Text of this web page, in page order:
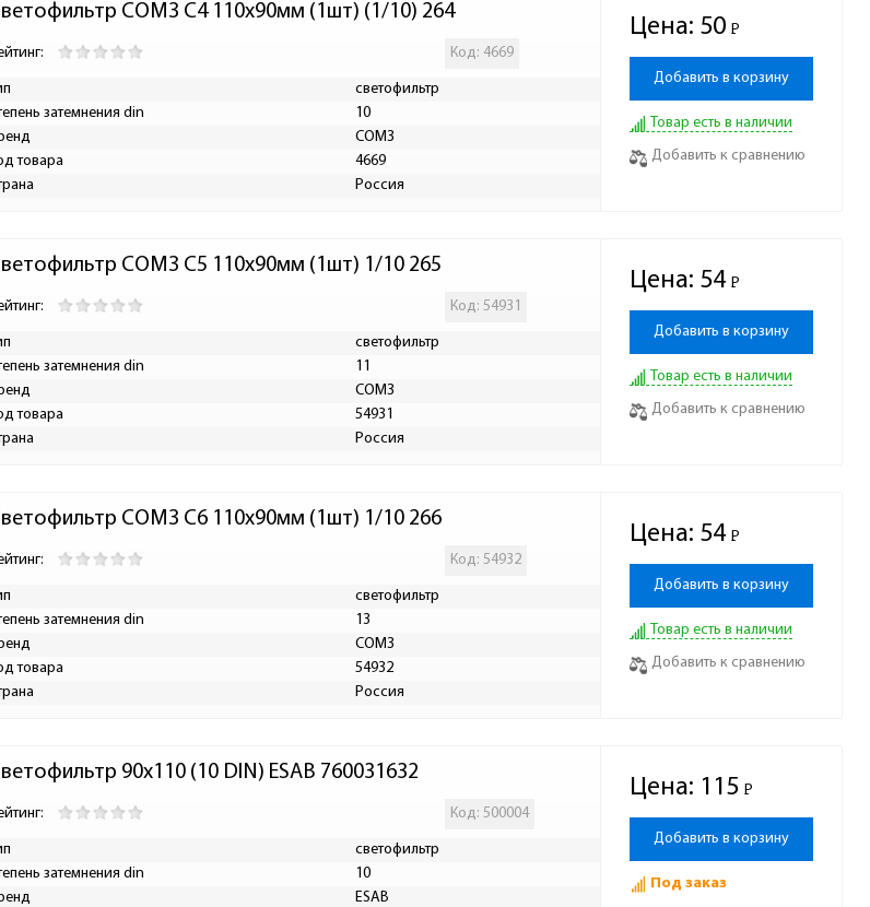
СОМЗ C4 110х90мм (1шт) (1/10) 264
Код: 4669
светофильтр
затемнения din
10
СОМЗ
товара
4669
Россия
Цена: 50 Р
-
Добавить в корзину
Товар есть в наличии
Добавить к сравнению
СОМЗ С5 110х90мм (1шт) 1/10 265
Код: 54931
светофильтр
затемнения din
11
СОМЗ
товара
54931
Россия
Цена: 54 Р
-
Добавить в корзину
Товар есть в наличии
Добавить к сравнению
СОМЗ С6 110х90мм (1шт) 1/10 266
Код: 54932
светофильтр
затемнения din
13
СОМЗ
товара
54932
Россия
Цена: 54 Р
-
Добавить в корзину
Товар есть в наличии
Добавить к сравнению
90х110 (10 DIN) ESAB 760031632
Код: 500004
светофильтр
затемнения din
10
ESAB
Цена: 115 Р
-
Добавить в корзину
Под заказ